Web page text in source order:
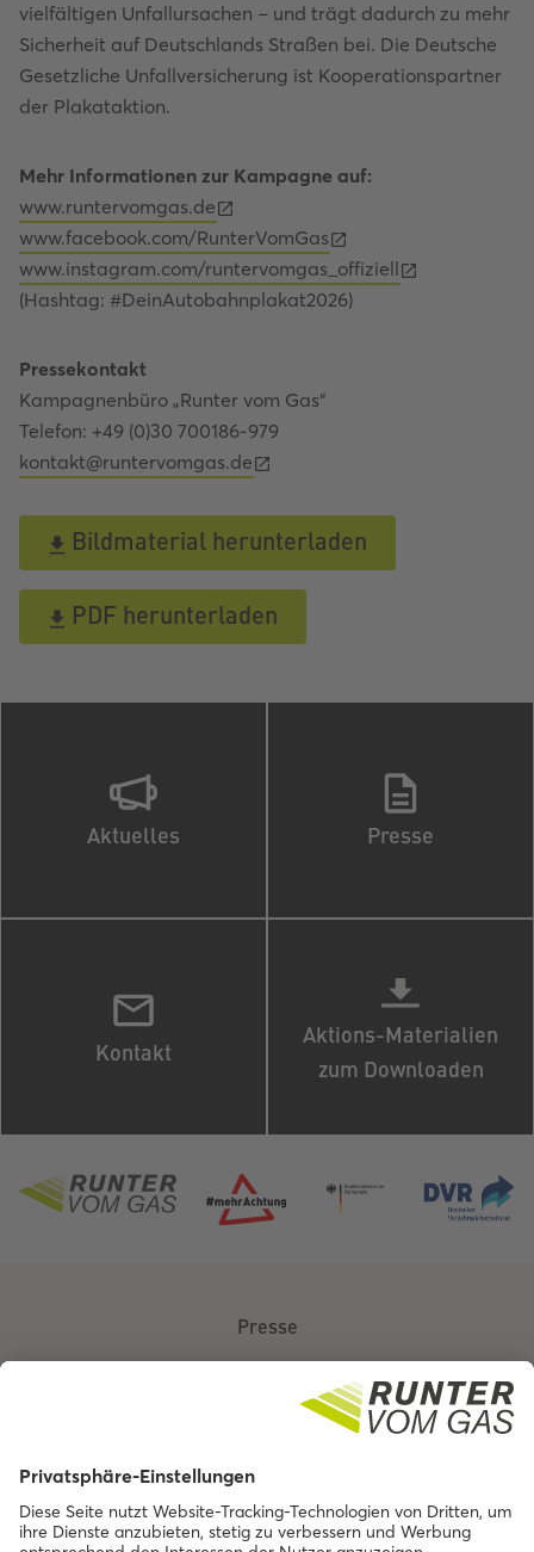
vielfältigen Unfallursachen – und trägt dadurch zu mehr
Sicherheit auf Deutschlands Straßen bei. Die Deutsche
Gesetzliche Unfallversicherung ist Kooperationspartner
der Plakataktion.
Mehr Informationen zur Kampagne auf:
www.runtervomgas.de
www.facebook.com/RunterVomGas
www.instagram.com/runtervomgas_offiziell
(Hashtag: #DeinAutobahnplakat2026)
Pressekontakt
Kampagnenbüro „Runter vom Gas“
Telefon: +49 (0)30 700186-979
kontakt@runtervomgas.de
Bildmaterial herunterladen
PDF herunterladen
Aktuelles Presse
Kontakt
Aktions-Materialien
zum Downloaden
Presse
Barrierefreiheit